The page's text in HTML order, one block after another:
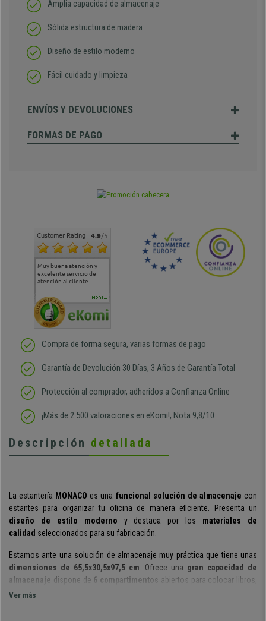
Amplia capacidad de almacenaje
Sólida estructura de madera
Diseño de estilo moderno
Fácil cuidado y limpieza
ENVÍOS Y DEVOLUCIONES
FORMAS DE PAGO
Customer Rating 4.9/5
Muy buena atención y
excelente servicio de
atención al cliente
Muy buena atención de
cara al asesoramiento
Si estoy contento
MORE...
Compra de forma segura, varias formas de pago
Garantía de Devolución 30 Días, 3 Años de Garantía Total
Protección al comprador, adheridos a Confianza Online
¡Más de 2.500 valoraciones en eKomi!, Nota 9,8/10
Descripción detallada
La estantería MONACO es una funcional solución de almacenaje con
estantes para organizar tu oficina de manera eficiente. Presenta un
diseño de estilo moderno y destaca por los materiales de
calidad seleccionados para su fabricación.
Estamos ante una solución de almacenaje muy práctica que tiene unas
dimensiones de 65,5x30,5x97,5 cm . Ofrece una gran capacidad de
almacenaje dispone de 6 compartimentos abiertos para colocar libros,
carpetas u objetos decorativos.
Ver más